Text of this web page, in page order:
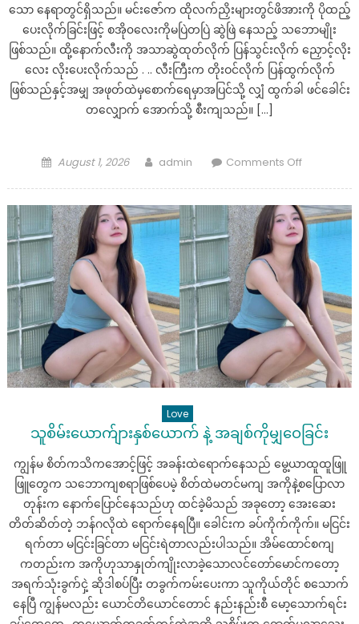
သော နေရာတွင်ရှိသည်။ မင်းဇော်က ထိုလက်ညှိးများတွင်ဖိအားကို ပိုထည့်
ပေးလိုက်ခြင်းဖြင့် စအို၀လေးကိုမပြဲတပြဲ ဆွဲဖြဲ နေသည့် သဘောမျိုး
ဖြစ်သည်။ ထို့နောက်လီးကို အသာဆွဲထုတ်လိုက် ပြန်သွင်းလိုက် ညှောင့်လိုး
လေး လိုးပေးလိုက်သည် . .. လီးကြီးက တိုးဝင်လိုက် ပြန်ထွက်လိုက်
ဖြစ်သည်နှင့်အမျှ အဖုတ်ထဲမှစောက်ရေမှာအပြင်သို့ လျှံ ထွက်ခါ ဖင်ခေါင်း
တလျှောက် အောက်သို့ စီးကျသည်။ […]
Posted
August 1, 2026 Author
admin Comments Offon
ခရီးသွား
ရ
တာ
ကို
စွဲ
လန်း
နေ
တဲ့
မိန်းမ
Love
သူစိမ်းယောက်ျားနှစ်ယောက် နဲ့ အချစ်ကိုမျှဝေခြင်း
ကျွန်မ စိတ်ကသိကအောင့်ဖြင့် အခန်းထဲရောက်နေသည် မွေ့ယာထူထူဖြူ
ဖြူတွေက သဘောကျစရာဖြစ်ပေမဲ့ စိတ်ထဲမတင်မကျ အကိုနဲ့စပြောလာ
တုန်းက နောက်ပြောင်နေသည်ဟု ထင်ခဲ့မိသည် အခုတော့ အေးဆေး
တိတ်ဆိတ်တဲ့ ဘန်ဂလိုထဲ ရောက်နေရပြီ။ ခေါင်းက ခပ်ကိုက်ကိုက်။ မငြင်း
ရက်တာ မငြင်းခြင်တာ မငြင်းရဲတာလည်းပါသည်။ အိမ်ထောင်စကျ
ကတည်းက အကိုဟုသာနှုတ်ကျိုးလာခဲ့သောလင်တော်မောင်ကတော့
အရက်သုံးခွက်ငှဲ့ ဆိုဒါစပ်ပြီး တခွက်ကမ်းပေးကာ သူကိုယ်တိုင် စသောက်
နေပြီ ကျွန်မလည်း ယောင်တိယောင်တောင် နည်းနည်းစီ မော့သောက်ရင်း